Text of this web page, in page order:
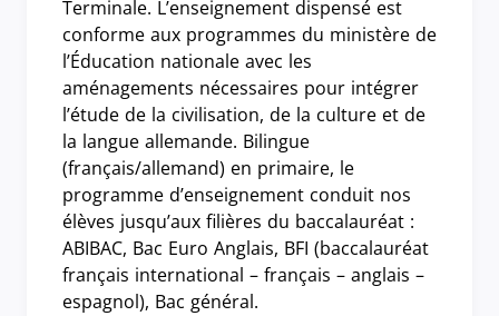
Terminale. L’enseignement dispensé est
conforme aux programmes du ministère de
l’Éducation nationale avec les
aménagements nécessaires pour intégrer
l’étude de la civilisation, de la culture et de
la langue allemande. Bilingue
(français/allemand) en primaire, le
programme d’enseignement conduit nos
élèves jusqu’aux filières du baccalauréat :
ABIBAC, Bac Euro Anglais, BFI (baccalauréat
français international – français – anglais –
espagnol), Bac général.